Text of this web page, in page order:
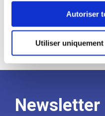
continuez à utiliser notre
Autoriser
Utiliser
de
Newsletter